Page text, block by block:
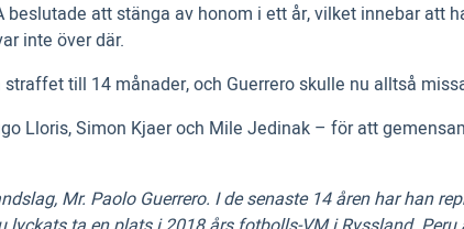
att stänga av honom i ett år, vilket innebar att
inte över där.
till 14 månader, och Guerrero skulle nu alltså
Lloris, Simon Kjaer och Mile Jedinak – för att
Mr. Paolo Guerrero. I de senaste 14 åren har han